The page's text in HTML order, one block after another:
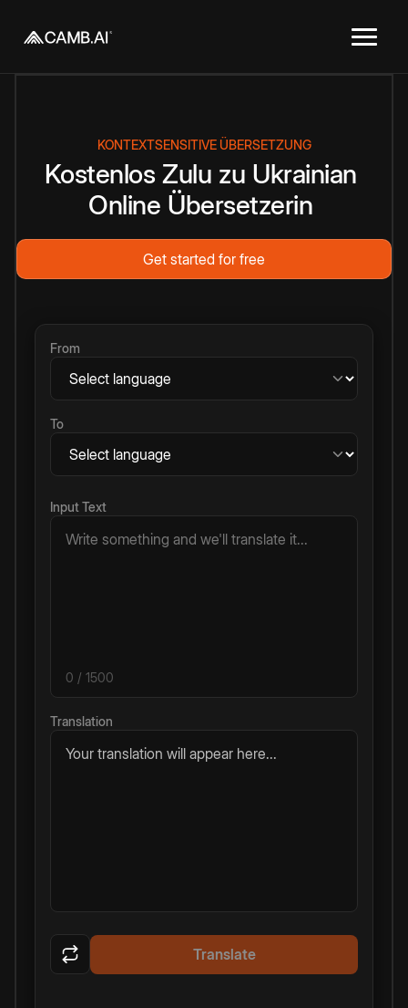
KONTEXTSENSITIVE ÜBERSETZUNG
Kostenlos Zulu zu Ukrainian
Online Übersetzerin
Get started for free
From
To
Input Text
0 / 1500
Translation
Your translation will appear here...
Translate